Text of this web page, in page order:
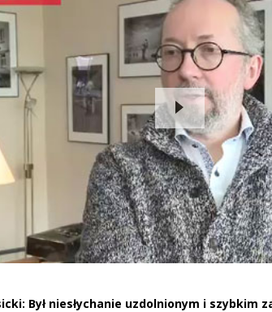
Był niesłychanie uzdolnionym i szybkim